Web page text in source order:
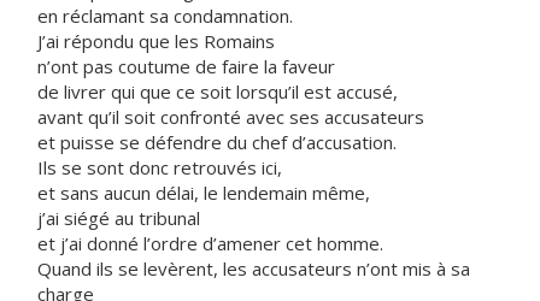
en réclamant sa condamnation.
J’ai répondu que les Romains
n’ont pas coutume de faire la faveur
de livrer qui que ce soit lorsqu’il est accusé,
avant qu’il soit confronté avec ses accusateurs
et puisse se défendre du chef d’accusation.
Ils se sont donc retrouvés ici,
et sans aucun délai, le lendemain même,
j’ai siégé au tribunal
et j’ai donné l’ordre d’amener cet homme.
Quand ils se levèrent, les accusateurs n’ont mis à sa
charge